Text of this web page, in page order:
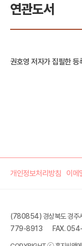
연관도서
권호영 저자가 집필한
개인정보처리방침 이메
(780854) 경상북도 경주
779-8913
FAX.